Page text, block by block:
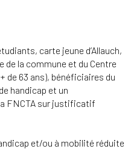
carte jeune d’Allauch,
la commune et du Centre
de 63 ans), bénéficiaires du
handicap et un
FNCTA sur justificatif
et/ou à mobilité réduite